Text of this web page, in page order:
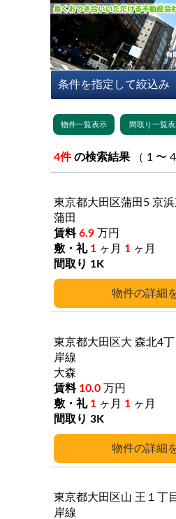
4件 の検索結果
詳細
東京都大田区蒲田5 京
蒲田
6.9 万円
1 ヶ月 1 ヶ月
1K
詳細
東京都大田区大 森北4丁
岸線
大森
10.0 万円
1 ヶ月 1 ヶ月
3K
東京都大田区山 王１丁目
岸線